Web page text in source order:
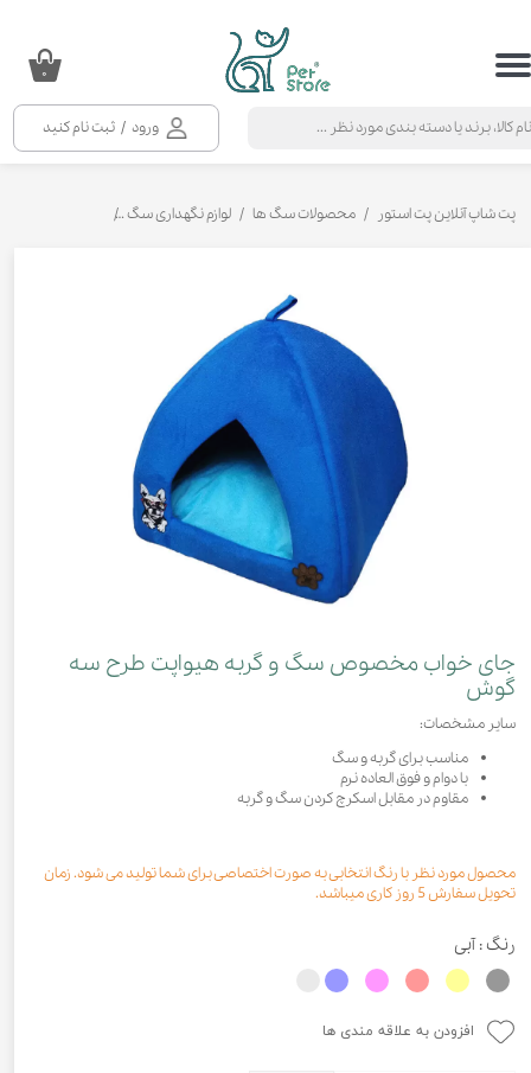
ورود / ثبت نام کنید
حساب کاربری من
خروج از حساب کاربری
۰
پت شاپ آنلاین پت استور محصولات سگ ها لوازم نگهداری سگ
جای خواب مخصوص سگ و گربه هیواپت طرح سه
گوش
سایر مشخصات:
مناسب برای گربه و سگ
با دوام و فوق العاده نرم
مقاوم در مقابل اسکرچ کردن سگ و گربه
محصول مورد نظر با رنگ انتخابی به صورت اختصاصی برای شما تولید می شود. زمان
تحویل سفارش 5 روز کاری میباشد.
رنگ : آبی
افزودن به علاقه مندی ها